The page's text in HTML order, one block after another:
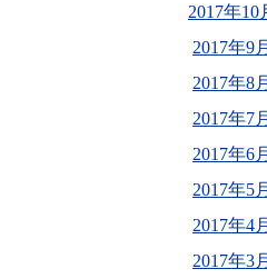
2017年10
2017年9月
2017年8月
2017年7月
2017年6月
2017年5月
2017年4月
2017年3月